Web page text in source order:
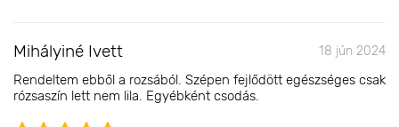
Mihályiné Ivett 18 jún 2024
Rendeltem ebből a rozsából. Szépen fejlődött egészséges csak
rózsaszín lett nem lila. Egyébként csodás.